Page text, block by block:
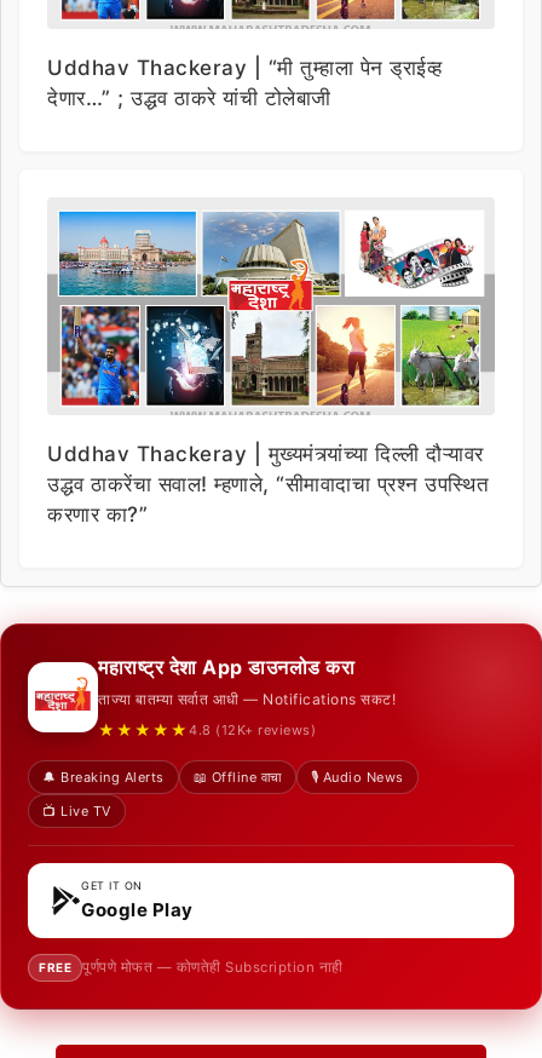
Uddhav Thackeray | “मी तुम्हाला पेन ड्राईव्ह
देणार…” ; उद्धव ठाकरे यांची टोलेबाजी
Uddhav Thackeray | मुख्यमंत्र्यांच्या दिल्ली दौऱ्यावर
उद्धव ठाकरेंचा सवाल! म्हणाले, “सीमावादाचा प्रश्न उपस्थित
करणार का?”
महाराष्ट्र देशा App डाउनलोड करा
ताज्या बातम्या सर्वात आधी — Notifications सकट!
★★★★★ 4.8 (12K+ reviews)
🔔 Breaking Alerts 📖 Offline वाचा
🎙️ Audio News
📺 Live TV
GET IT ON
Google Play
FREE पूर्णपणे मोफत — कोणतेही Subscription नाही